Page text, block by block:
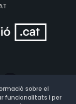
sobre el
funcionalitats i per